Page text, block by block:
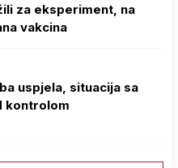
za eksperiment, na
vakcina
uspjela, situacija sa
kontrolom